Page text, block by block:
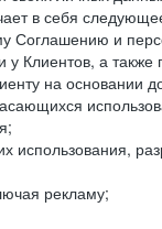
в себя
и
Клиентов, а
на основании
использования,
рекламу;